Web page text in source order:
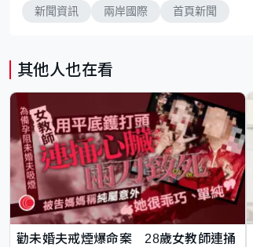
新聞資訊 兩岸國際 首頁新聞
其他人也在看
勸未婚夫戒煙爆命案 28歲女教師連捅